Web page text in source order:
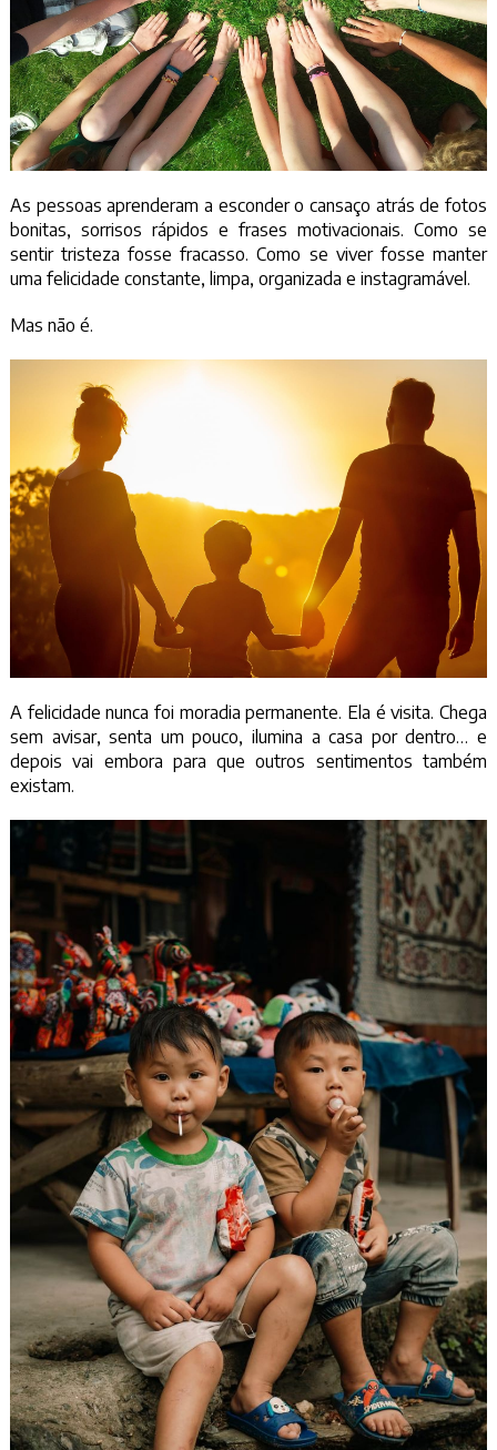
As pessoas aprenderam a esconder o cansaço atrás de fotos
bonitas, sorrisos rápidos e frases motivacionais. Como se
sentir tristeza fosse fracasso. Como se viver fosse manter
uma felicidade constante, limpa, organizada e instagramável.
Mas não é.
A felicidade nunca foi moradia permanente. Ela é visita. Chega
sem avisar, senta um pouco, ilumina a casa por dentro… e
depois vai embora para que outros sentimentos também
existam.